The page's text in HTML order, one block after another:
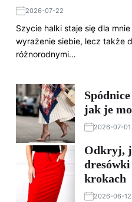
2026-07-22
Szycie halki staje się dla
wyrażenie siebie, lecz także
różnorodnymi…
jak je
2026-07-01
Odkryj,
krokach
2026-06-12